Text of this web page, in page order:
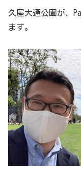
久屋大通公園が、
ます。